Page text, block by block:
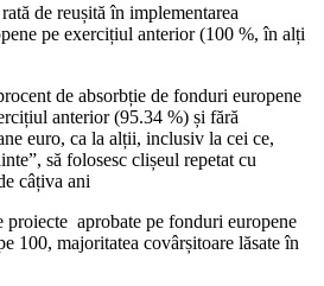
de reușită în implementarea
pe exercițiul anterior (100 %, în alți
de absorbție de fonduri europene
anterior (95.34 %) și fără
euro, ca la alții, inclusiv la cei ce,
să folosesc clișeul repetat cu
câțiva ani
proiecte aprobate pe fonduri europene
100, majoritatea covârșitoare lăsate în